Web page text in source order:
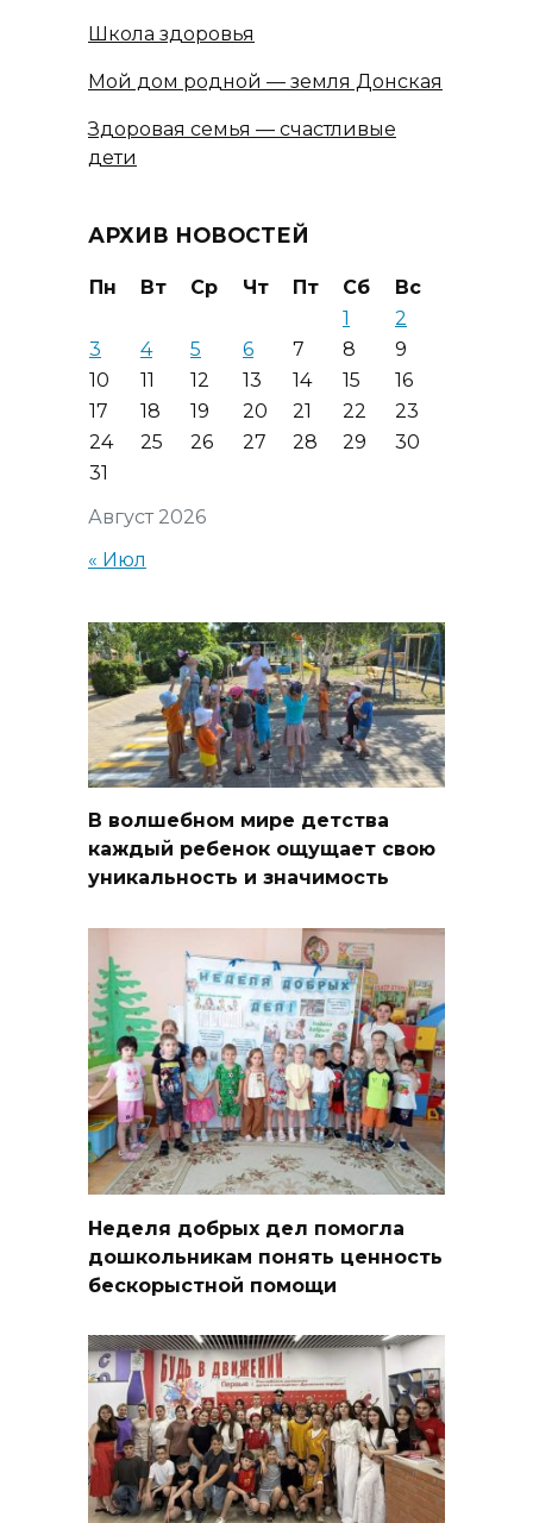
Школа здоровья
Мой дом родной — земля Донская
Здоровая семья — счастливые
дети
АРХИВ НОВОСТЕЙ
Август 2026
Пн Вт Ср Чт Пт Сб
Вс
1
2
3
4 5 6 7 8
9
10
11 12 13 14 15
16
17
18 19 20 21 22
23
24
25 26 27 28 29
30
31
« Июл
В волшебном мире детства
каждый ребенок ощущает свою
уникальность и значимость
Неделя добрых дел помогла
дошкольникам понять ценность
бескорыстной помощи